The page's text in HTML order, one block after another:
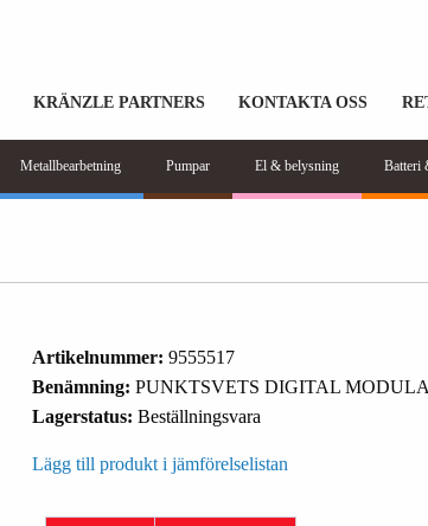
KRÄNZLE PARTNERS KONTAKTA OSS
Metallbearbetning Pumpar El & belysning Batteri
Artikelnummer: 9555517
Benämning: PUNKTSVETS DIGITAL
Lagerstatus: Beställningsvara
Lägg till produkt i jämförelselistan